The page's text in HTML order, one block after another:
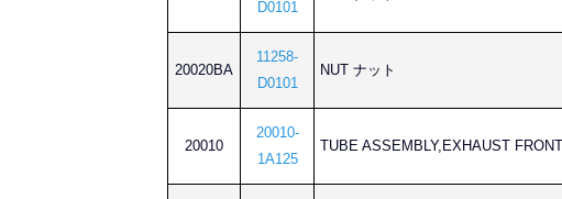
D0101
20020BA
11258-
D0101
NUT ナット
20010
20010-
1A125
TUBE ASSEMBLY,EXHAUST